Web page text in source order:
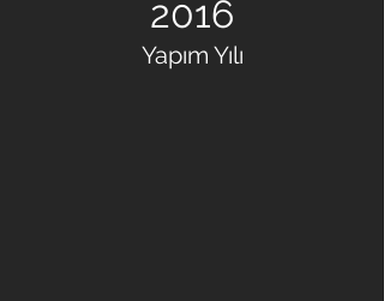
2016
Yapım Yılı